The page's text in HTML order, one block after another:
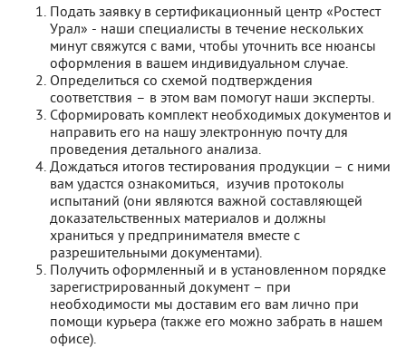
Подать заявку в сертификационный центр «Ростест
Урал» - наши специалисты в течение нескольких
минут свяжутся с вами, чтобы уточнить все нюансы
оформления в вашем индивидуальном случае.
Определиться со схемой подтверждения
соответствия – в этом вам помогут наши эксперты.
Сформировать комплект необходимых документов и
направить его на нашу электронную почту для
проведения детального анализа.
Дождаться итогов тестирования продукции – с ними
вам удастся ознакомиться, изучив протоколы
испытаний (они являются важной составляющей
доказательственных материалов и должны
храниться у предпринимателя вместе с
разрешительными документами).
Получить оформленный и в установленном порядке
зарегистрированный документ – при
необходимости мы доставим его вам лично при
помощи курьера (также его можно забрать в нашем
офисе).